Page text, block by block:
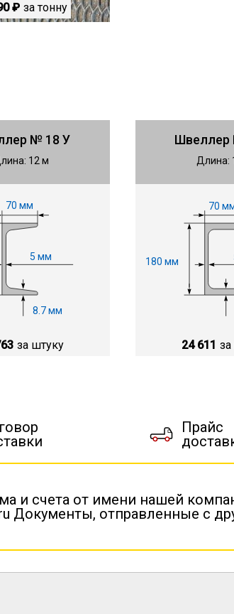
₽ за тонну
№ 18 У
12 м
70 мм
5 мм
8.7 мм
за штуку
Швеллер
Длина:
70
180 мм
24 611
Прайс
и счета от имени нашей
Документы, отправленные с